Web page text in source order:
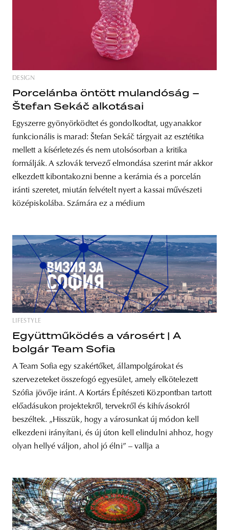
DESIGN
Porcelánba öntött mulandóság –
Štefan Sekáč alkotásai
Egyszerre gyönyörködtet és gondolkodtat, ugyanakkor
funkcionális is marad: Štefan Sekáč tárgyait az esztétika
mellett a kísérletezés és nem utolsósorban a kritika
formálják. A szlovák tervező elmondása szerint már akkor
elkezdett kibontakozni benne a kerámia és a porcelán
iránti szeretet, miután felvételt nyert a kassai művészeti
középiskolába. Számára ez a médium
LIFESTYLE
Együttműködés a városért | A
bolgár Team Sofia
A Team Sofia egy szakértőket, állampolgárokat és
szervezeteket összefogó egyesület, amely elkötelezett
Szófia jövője iránt. A Kortárs Építészeti Központban tartott
előadásukon projektekről, tervekről és kihívásokról
beszéltek. „Hisszük, hogy a városunkat új módon kell
elkezdeni irányítani, és új úton kell elindulni ahhoz, hogy
olyan hellyé váljon, ahol jó élni” – vallja a